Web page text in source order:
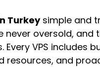
Turkeysimple and
never oversold,
VPS includes
resources, and